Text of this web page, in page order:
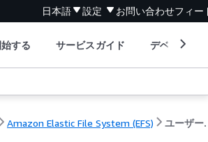
日本語 設定 お問い合わせフィー
する サービスガイド デベロッパ
Amazon Elastic File System (EFS) ユ